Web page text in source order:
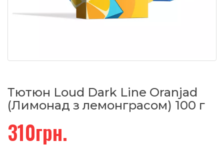
Тютюн Loud Dark Line Oranjad
(Лимонад з лемонграсом) 100 г
310грн.